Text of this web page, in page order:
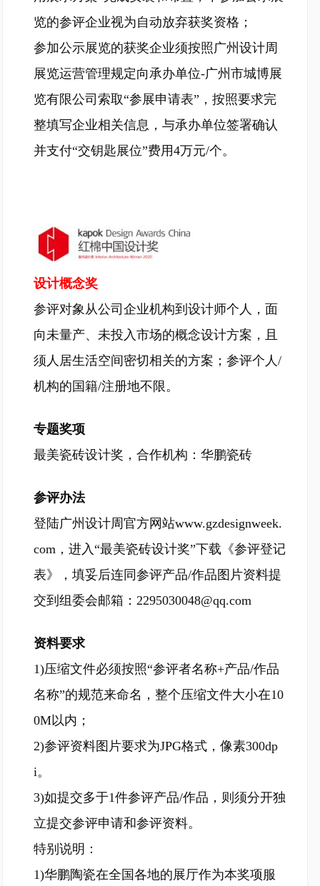
览的参评企业视为自动放弃获奖资格；
参加公示展览的获奖企业须按照广州设计周
展览运营管理规定向承办单位-广州市城博展
览有限公司索取“参展申请表”，按照要求完
整填写企业相关信息，与承办单位签署确认
并支付“交钥匙展位”费用4万元/个。
设计概念奖
参评对象从公司企业机构到设计师个人，面
向未量产、未投入市场的概念设计方案，且
须人居生活空间密切相关的方案；参评个人/
机构的国籍/注册地不限。
专题奖项
最美瓷砖设计奖，合作机构：华鹏瓷砖
参评办法
登陆广州设计周官方网站www.gzdesignweek.
com，进入“最美瓷砖设计奖”下载《参评登记
表》，填妥后连同参评产品/作品图片资料提
交到组委会邮箱：2295030048@qq.com
资料要求
1)压缩文件必须按照“参评者名称+产品/作品
名称”的规范来命名，整个压缩文件大小在10
0M以内；
2)参评资料图片要求为JPG格式，像素300dp
i。
3)如提交多于1件参评产品/作品，则须分开独
立提交参评申请和参评资料。
特别说明：
1)华鹏陶瓷在全国各地的展厅作为本奖项服